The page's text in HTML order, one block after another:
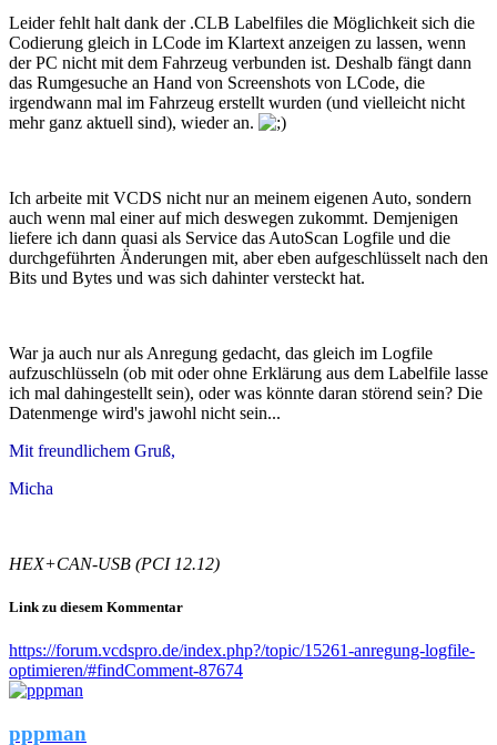
Leider fehlt halt dank der .CLB Labelfiles die Möglichkeit sich die
Codierung gleich in LCode im Klartext anzeigen zu lassen, wenn
der PC nicht mit dem Fahrzeug verbunden ist. Deshalb fängt dann
das Rumgesuche an Hand von Screenshots von LCode, die
irgendwann mal im Fahrzeug erstellt wurden (und vielleicht nicht
mehr ganz aktuell sind), wieder an.
Ich arbeite mit VCDS nicht nur an meinem eigenen Auto, sondern
auch wenn mal einer auf mich deswegen zukommt. Demjenigen
liefere ich dann quasi als Service das AutoScan Logfile und die
durchgeführten Änderungen mit, aber eben aufgeschlüsselt nach den
Bits und Bytes und was sich dahinter versteckt hat.
War ja auch nur als Anregung gedacht, das gleich im Logfile
aufzuschlüsseln (ob mit oder ohne Erklärung aus dem Labelfile lasse
ich mal dahingestellt sein), oder was könnte daran störend sein? Die
Datenmenge wird's jawohl nicht sein...
Mit freundlichem Gruß,
Micha
HEX+CAN-USB (PCI 12.12)
Link zu diesem Kommentar
https://forum.vcdspro.de/index.php?/topic/15261-anregung-logfile-
optimieren/#findComment-87674
pppman